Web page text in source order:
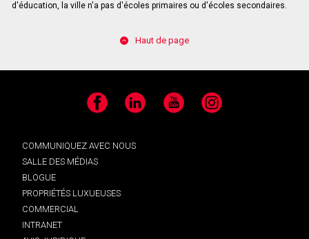
d'éducation, la ville n'a pas d'écoles primaires ou d'écoles secondaires.
Haut de page
Facebook LinkedIn YouTube Instagram
COMMUNIQUEZ AVEC NOUS
SALLE DES MÉDIAS
BLOGUE
PROPRIÉTÉS LUXUEUSES
COMMERCIAL
INTRANET